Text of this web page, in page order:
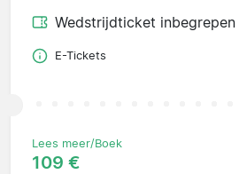
Wedstrijdticket inbegrepen
E-Tickets
Lees meer/Boek
109 €